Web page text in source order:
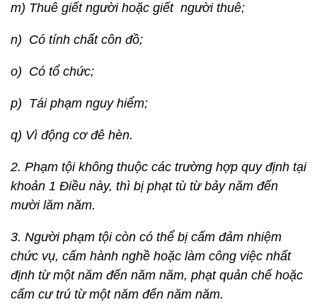
m) Thuê giết người hoặc giết người thuê;
n) Có tính chất côn đồ;
o) Có tổ chức;
p) Tái phạm nguy hiểm;
q) Vì động cơ đê hèn.
2. Phạm tội không thuộc các trường hợp quy định tại
khoản 1 Điều này, thì bị phạt tù từ bảy năm đến
mười lăm năm.
3. Người phạm tội còn có thể bị cấm đảm nhiệm
chức vụ, cấm hành nghề hoặc làm công việc nhất
định từ một năm đến năm năm, phạt quản chế hoặc
cấm cư trú từ một năm đến năm năm.